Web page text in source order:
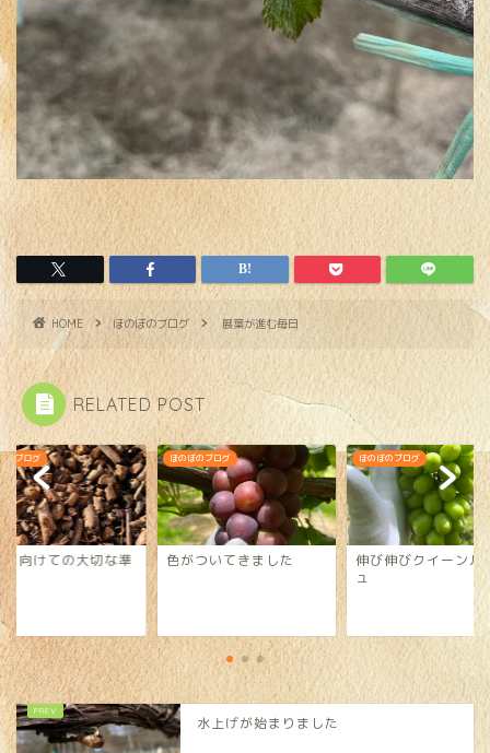
HOME ほのぼのブログ 展葉が進む毎日
RELATED POST
のブログ
に向けての大切な準
ほのぼのブログ
色がついてきました
ほのぼのブログ
伸び伸びクイーンル
ュ
水上げが始まりました